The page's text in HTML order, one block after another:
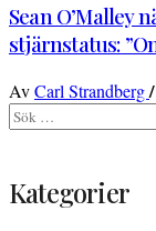
Sean O’Malley
stjärnstatus:
AvCarl Strandberg/
Sök
efter:
Kategorier